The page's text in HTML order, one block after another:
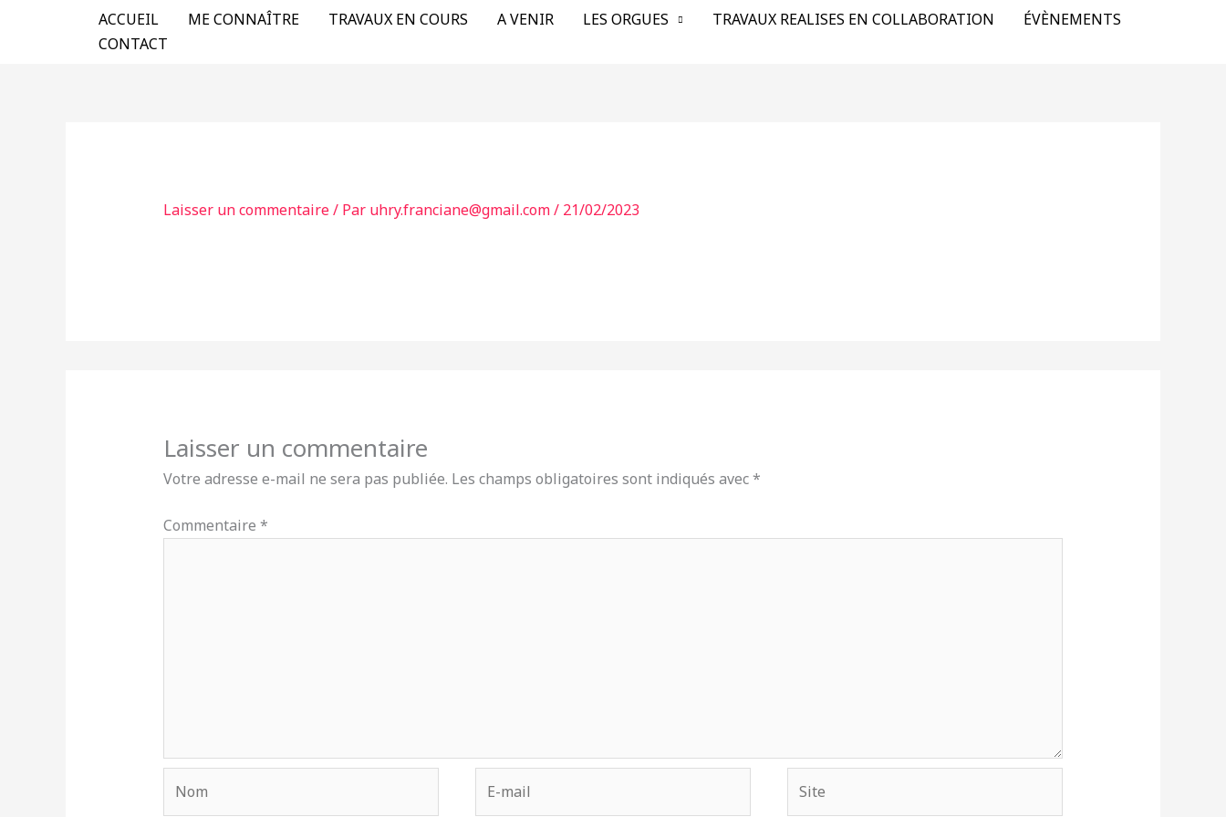
ACCUEIL ME CONNAÎTRE TRAVAUX EN COURS A VENIR LES ORGUES TRAVAUX REALISES EN COLLABORATION
ÉVÈNEMENTS
CONTACT
Laisser un commentaire/ Par uhry.franciane@gmail.com/ 21/02/2023
Laisser un commentaire
Votre adresse e-mail ne sera pas publiée. Les champs obligatoires sont indiqués avec*
Commentaire *
mail